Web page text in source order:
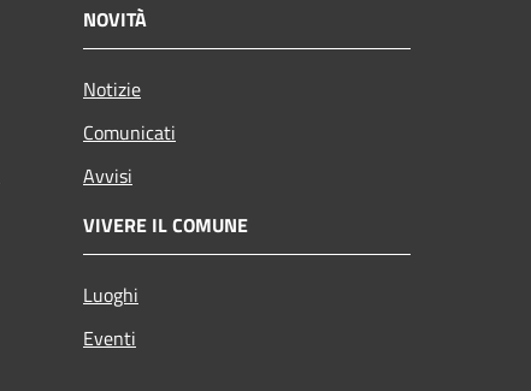
NOVITÀ
Notizie
Comunicati
Avvisi
VIVERE IL COMUNE
Luoghi
Eventi